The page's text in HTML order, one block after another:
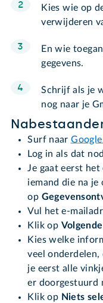
Kies wie op
verwijderen
En wie
gegevens.
Schrijf als je
nog naar je
Surf naar
Log in als dat
Je gaat eerst het
iemand die na je
op
Vul het e-
Klik op Volgende
Kies welke
veel
je eerst alle
er doorgestuurd
Klik op Niets